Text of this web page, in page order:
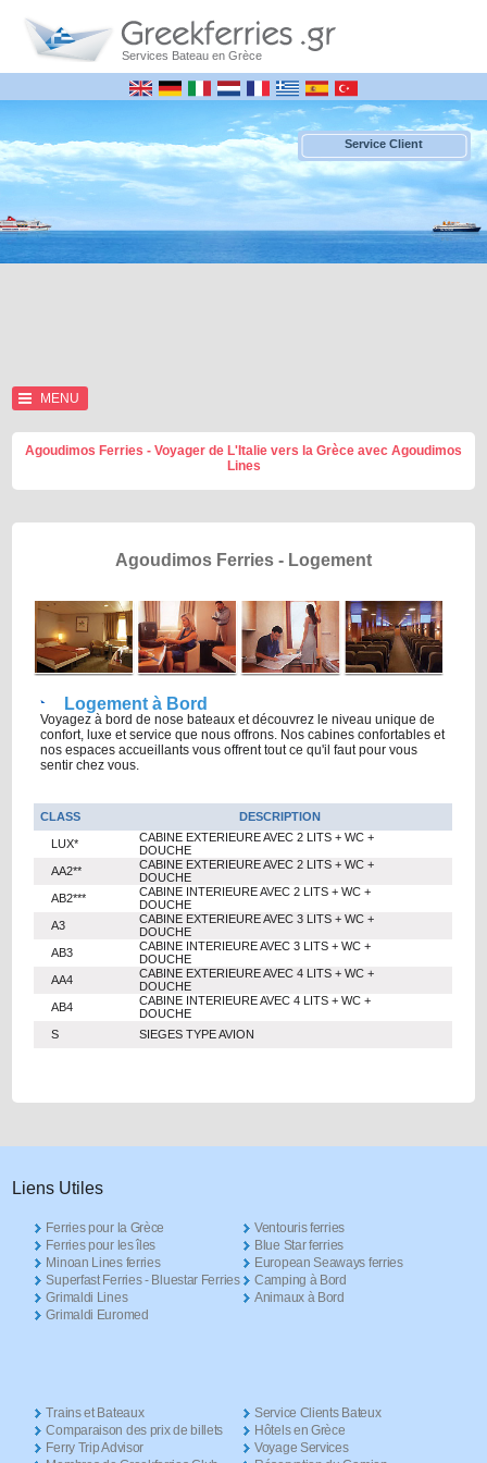
Services Bateau en Grèce
Service Client
MENU
Agoudimos Ferries - Voyager de L'Italie vers la Grèce avec Agoudimos
Lines
Agoudimos Ferries - Logement
Logement à Bord
Voyagez à bord de nose bateaux et découvrez le niveau unique de
confort, luxe et service que nous offrons. Nos cabines confortables et
nos espaces accueillants vous offrent tout ce qu'il faut pour vous
sentir chez vous.
CLASS DESCRIPTION
LUX*
CABINE EXTERIEURE AVEC 2 LITS + WC +
DOUCHE
AA2**
CABINE EXTERIEURE AVEC 2 LITS + WC +
DOUCHE
AB2***
CABINE INTERIEURE AVEC 2 LITS + WC +
DOUCHE
A3
CABINE EXTERIEURE AVEC 3 LITS + WC +
DOUCHE
AB3
CABINE INTERIEURE AVEC 3 LITS + WC +
DOUCHE
AA4
CABINE EXTERIEURE AVEC 4 LITS + WC +
DOUCHE
AB4
CABINE INTERIEURE AVEC 4 LITS + WC +
DOUCHE
S
SIEGES TYPE AVION
Liens Utiles
Ferries pour la Grèce
Ferries pour les îles
Minoan Lines ferries
Superfast Ferries - Bluestar Ferries
Grimaldi Lines
Grimaldi Euromed
Ventouris ferries
Blue Star ferries
European Seaways ferries
Camping à Bord
Animaux à Bord
Trains et Bateaux
Comparaison des prix de billets
Ferry Trip Advisor
Service Clients Bateux
Hôtels en Grèce
Voyage Services